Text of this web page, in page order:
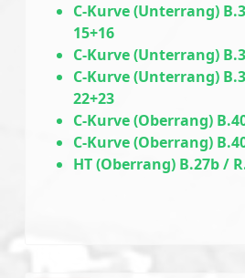
C-Kurve (Unterrang)
15+16
C-Kurve (Unterrang)
C-Kurve (Unterrang)
22+23
C-Kurve (Oberrang)
C-Kurve (Oberrang)
HT (Oberrang) B.27b /